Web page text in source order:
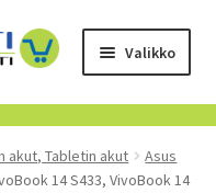
Valikko
akut, Tabletin akut
Asus
14 S433, VivoBook 14